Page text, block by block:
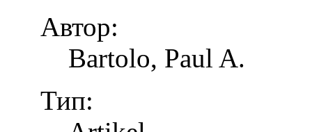
Автор:
Bartolo, Paul A.
Тип: